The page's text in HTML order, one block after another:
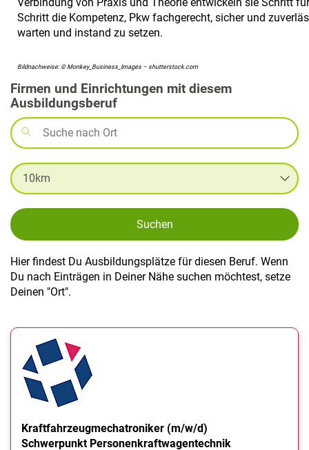
Schritt die Kompetenz, Pkw fachgerecht, sicher und
warten und instand zu setzen.
Bildnachweise: © Monkey_Business_Images – shutterstock.com
Firmen und Einrichtungen mit diesem
Ausbildungsberuf
Suchen
Hier findest Du Ausbildungsplätze für diesen Beruf. Wenn
Du nach Einträgen in Deiner Nähe suchen möchtest, setze
Deinen "Ort".
Kraftfahrzeugmechatroniker (m/w/d)
Schwerpunkt Personenkraftwagentechnik